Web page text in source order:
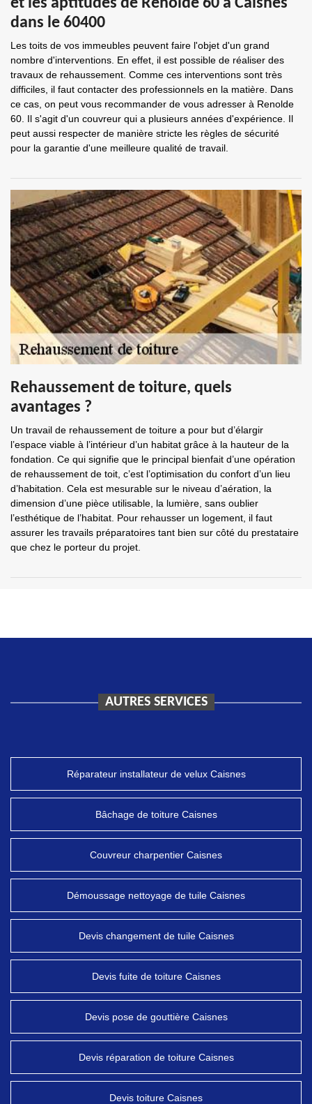
et les aptitudes de Renolde 60 à Caisnes
dans le 60400
Les toits de vos immeubles peuvent faire l'objet d'un grand
nombre d'interventions. En effet, il est possible de réaliser des
travaux de rehaussement. Comme ces interventions sont très
difficiles, il faut contacter des professionnels en la matière. Dans
ce cas, on peut vous recommander de vous adresser à Renolde
60. Il s'agit d'un couvreur qui a plusieurs années d'expérience. Il
peut aussi respecter de manière stricte les règles de sécurité
pour la garantie d'une meilleure qualité de travail.
Rehaussement de toiture, quels
avantages ?
Un travail de rehaussement de toiture a pour but d’élargir
l’espace viable à l’intérieur d’un habitat grâce à la hauteur de la
fondation. Ce qui signifie que le principal bienfait d’une opération
de rehaussement de toit, c’est l’optimisation du confort d’un lieu
d’habitation. Cela est mesurable sur le niveau d’aération, la
dimension d’une pièce utilisable, la lumière, sans oublier
l’esthétique de l’habitat. Pour rehausser un logement, il faut
assurer les travails préparatoires tant bien sur côté du prestataire
que chez le porteur du projet.
AUTRES SERVICES
Réparateur installateur de velux Caisnes
Bâchage de toiture Caisnes
Couvreur charpentier Caisnes
Démoussage nettoyage de tuile Caisnes
Devis changement de tuile Caisnes
Devis fuite de toiture Caisnes
Devis pose de gouttière Caisnes
Devis réparation de toiture Caisnes
Devis toiture Caisnes